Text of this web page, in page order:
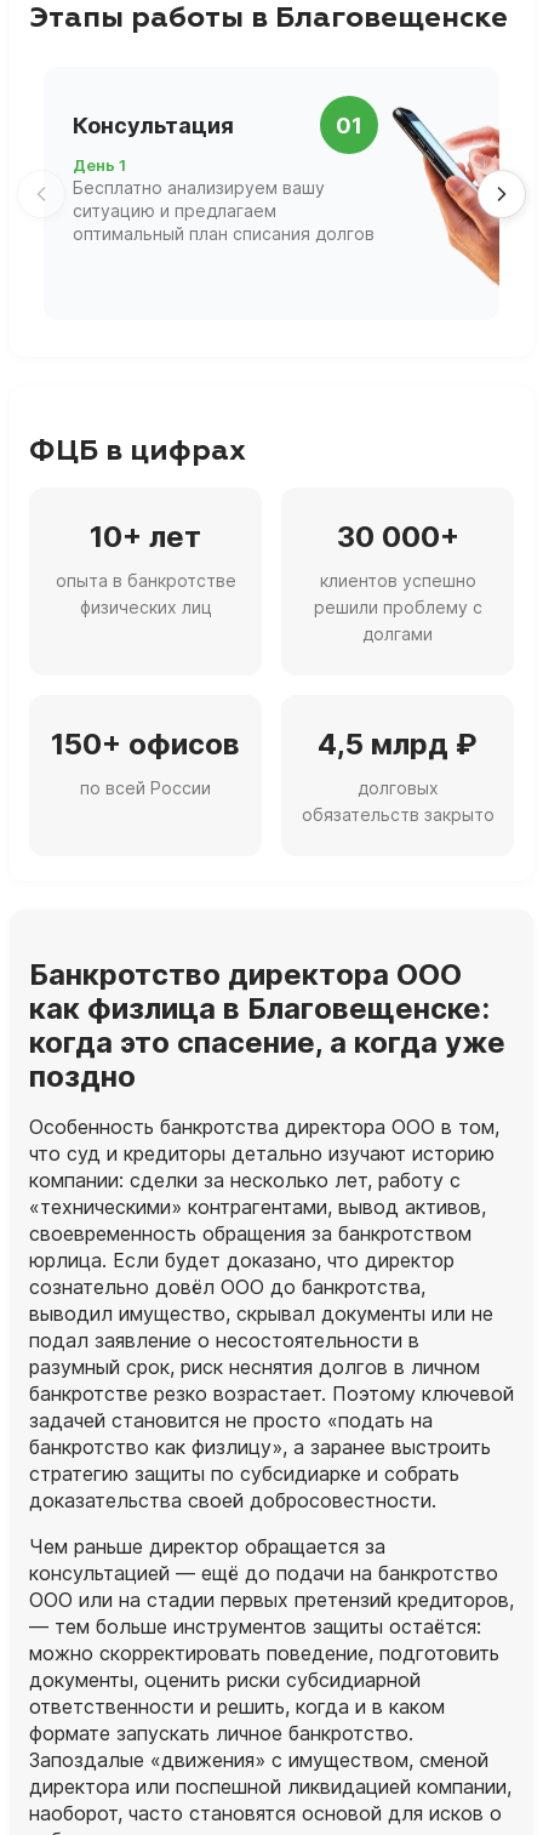
Этапы работы в Благовещенске
Консультация 01
День 1
Бесплатно анализируем вашу
ситуацию и предлагаем
оптимальный план списания долгов
ФЦБ в цифрах
10+ лет
опыта в банкротстве
физических лиц
30 000+
клиентов успешно
решили проблему с
долгами
150+ офисов
по всей России
4,5 млрд ₽
долговых
обязательств закрыто
Банкротство директора ООО
как физлица в Благовещенске:
когда это спасение, а когда уже
поздно
Особенность банкротства директора ООО в том,
что суд и кредиторы детально изучают историю
компании: сделки за несколько лет, работу с
«техническими» контрагентами, вывод активов,
своевременность обращения за банкротством
юрлица. Если будет доказано, что директор
сознательно довёл ООО до банкротства,
выводил имущество, скрывал документы или не
подал заявление о несостоятельности в
разумный срок, риск неснятия долгов в личном
банкротстве резко возрастает. Поэтому ключевой
задачей становится не просто «подать на
банкротство как физлицу», а заранее выстроить
стратегию защиты по субсидиарке и собрать
доказательства своей добросовестности.
Чем раньше директор обращается за
консультацией — ещё до подачи на банкротство
ООО или на стадии первых претензий кредиторов,
— тем больше инструментов защиты остаётся:
можно скорректировать поведение, подготовить
документы, оценить риски субсидиарной
ответственности и решить, когда и в каком
формате запускать личное банкротство.
Запоздалые «движения» с имуществом, сменой
директора или поспешной ликвидацией компании,
наоборот, часто становятся основой для исков о